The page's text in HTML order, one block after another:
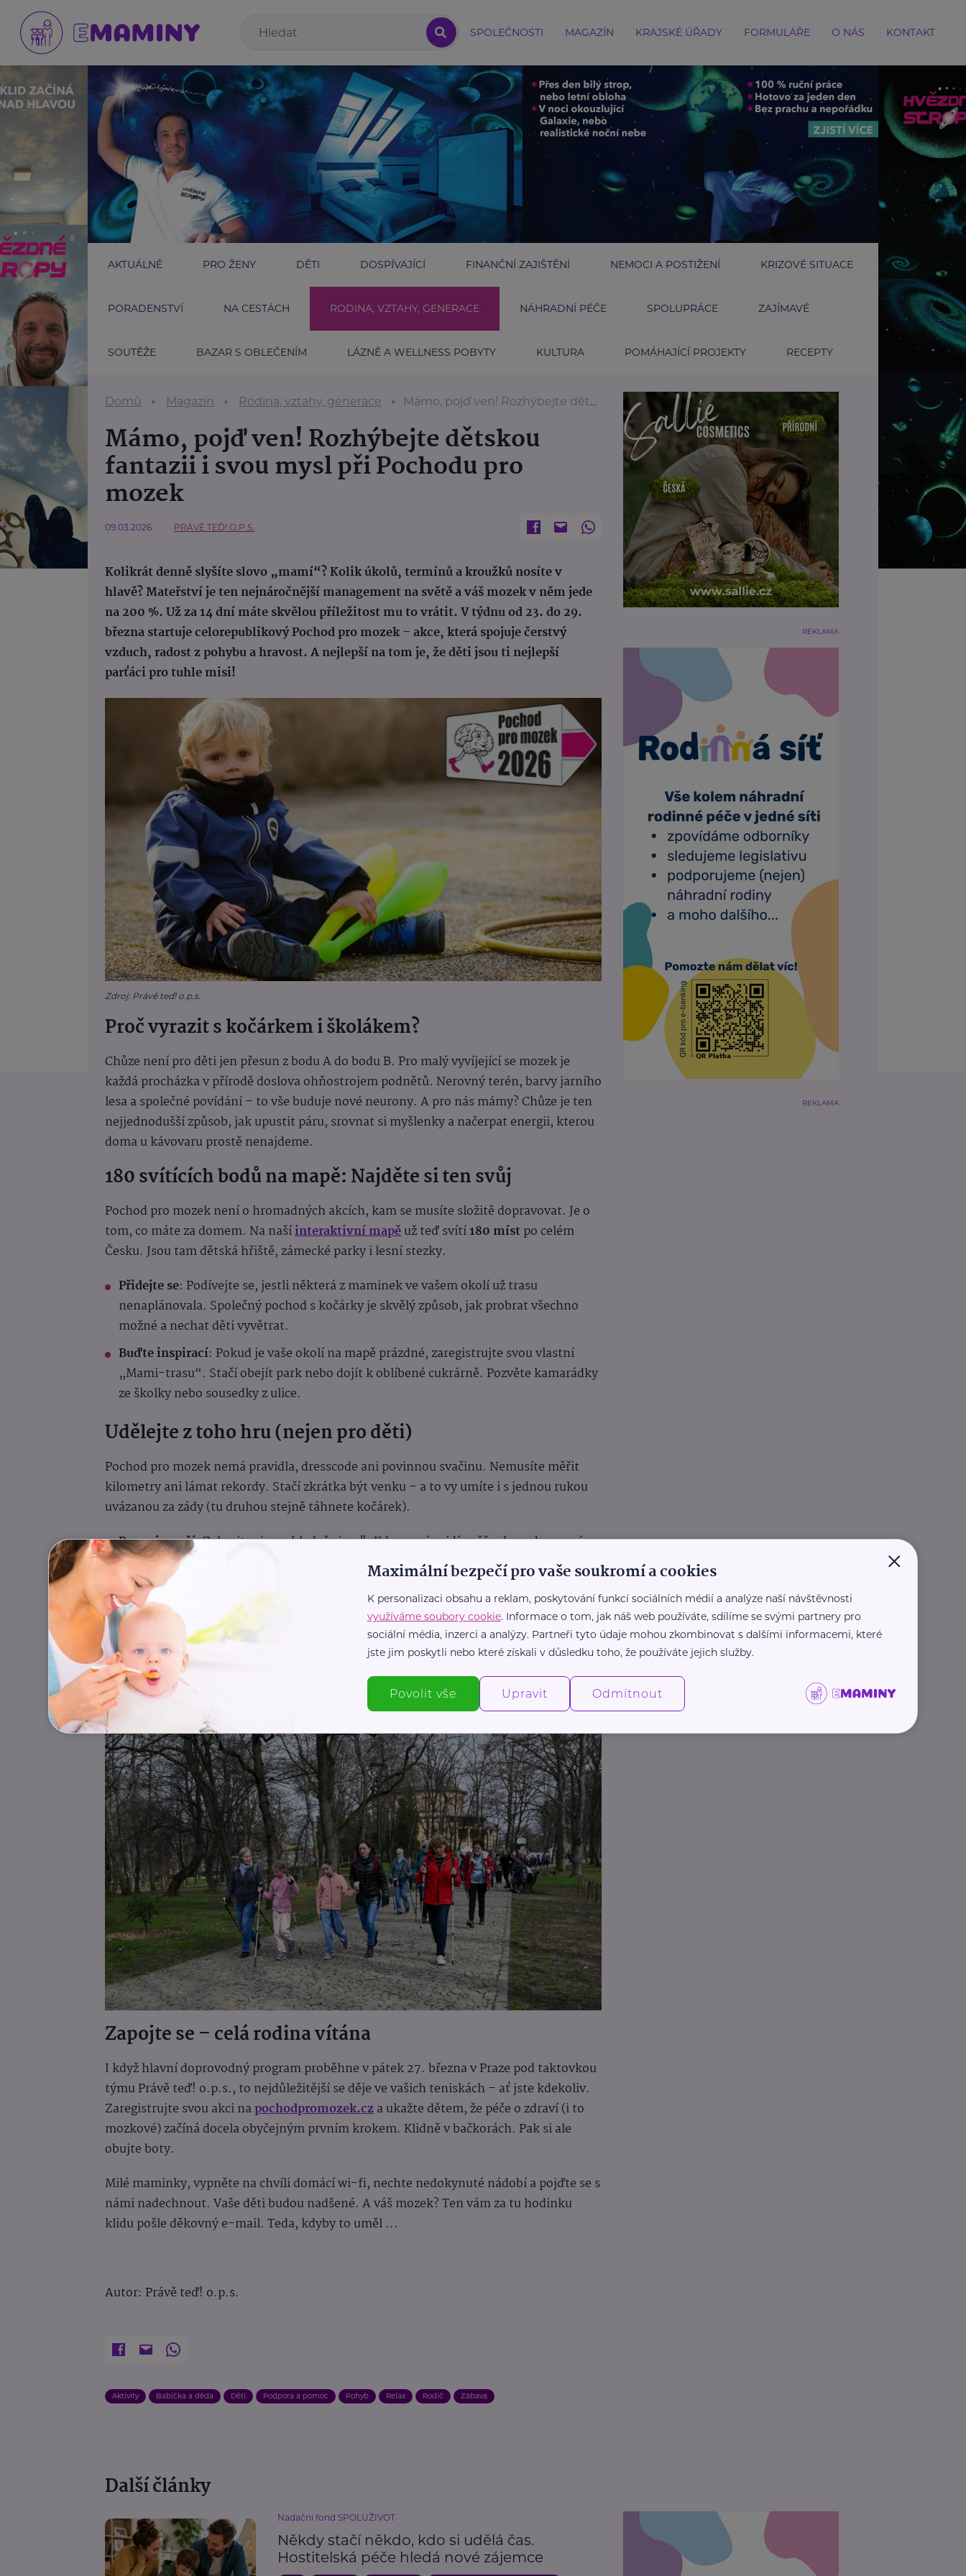
SPOLEČNOSTI MAGAZÍN KRAJSKÉ ÚŘADY FORMULÁŘE O NÁS KONTAKT
AKTUÁLNĚ PRO ŽENY DĚTI DOSPÍVAJÍCÍ FINANČNÍ ZAJIŠTĚNÍ NEMOCI A POSTIŽENÍ KRIZOVÉ SITUACE
PORADENSTVÍ NA CESTÁCH RODINA, VZTAHY, GENERACE NÁHRADNÍ PÉČE SPOLUPRÁCE ZAJÍMAVÉ
SOUTĚŽE BAZAR S OBLEČENÍM LÁZNĚ A WELLNESS POBYTY KULTURA POMÁHAJÍCÍ PROJEKTY RECEPTY
Domů Magazín Rodina, vztahy, generace Mámo, pojď ven! Rozhýbejte dětskou fantazii i svou mysl při Pochodu pro mozek
Mámo, pojď ven! Rozhýbejte dětskou
fantazii i svou mysl při Pochodu pro
mozek
09.03.2026 PRÁVĚ TEĎ! O.P.S.
Kolikrát denně slyšíte slovo „mamí“? Kolik úkolů, termínů a kroužků nosíte v
hlavě? Mateřství je ten nejnáročnější management na světě a váš mozek v něm jede
na 200 %. Už za 14 dní máte skvělou příležitost mu to vrátit. V týdnu od 23. do 29.
března startuje celorepublikový Pochod pro mozek – akce, která spojuje čerstvý
vzduch, radost z pohybu a hravost. A nejlepší na tom je, že děti jsou ti nejlepší
parťáci pro tuhle misi!
Zdroj: Právě teď! o.p.s.
Proč vyrazit s kočárkem i školákem?
Chůze není pro děti jen přesun z bodu A do bodu B. Pro malý vyvíjející se mozek je
každá procházka v přírodě doslova ohňostrojem podnětů. Nerovný terén, barvy jarního
lesa a společné povídání – to vše buduje nové neurony. A pro nás mámy? Chůze je ten
nejjednodušší způsob, jak upustit páru, srovnat si myšlenky a načerpat energii, kterou
doma u kávovaru prostě nenajdeme.
180 svítících bodů na mapě: Najděte si ten svůj
Pochod pro mozek není o hromadných akcích, kam se musíte složitě dopravovat. Je o
tom, co máte za domem. Na našíinteraktivní mapěuž teď svítí180 místpo celém
Česku. Jsou tam dětská hřiště, zámecké parky i lesní stezky.
Přidejte se: Podívejte se, jestli některá z maminek ve vašem okolí už trasu
nenaplánovala. Společný pochod s kočárky je skvělý způsob, jak probrat všechno
možné a nechat děti vyvětrat.
Buďte inspirací: Pokud je vaše okolí na mapě prázdné, zaregistrujte svou vlastní
„Mami-trasu“. Stačí obejít park nebo dojít k oblíbené cukrárně. Pozvěte kamarádky
ze školky nebo sousedky z ulice.
Udělejte z toho hru (nejen pro děti)
Pochod pro mozek nemá pravidla, dresscode ani povinnou svačinu. Nemusíte měřit
kilometry ani lámat rekordy. Stačí zkrátka být venku – a to vy umíte i s jednou rukou
uvázanou za zády (tu druhou stejně táhnete kočárek).
Pro nejmenší: Zahrajte si na „hledače jara". Kdo první uvidí sněženku nebo první
pupeny na stromě? Vítěz si vybírá pohádku na dobrou noc.
Pro školáky
: Zkuste „digitální detox na výzvu". Mobily zůstanou v kapse – a pokud
vydrží déle než vy, uznáváme, že vyhrály.
Pro vás: Soustřeďte se jen na ten pocit, kdy se s každým krokem odplavuje stres z
ranního vypravování. Žádné skupinové zprávy ve školkovém chatu. Jen vy, vzduch a
(relativní) ticho.
Zapojte se – celá rodina vítána
I když hlavní doprovodný program proběhne v pátek 27. března v Praze pod taktovkou
týmu Právě teď! o.p.s., to nejdůležitější se děje ve vašich teniskách – ať jste kdekoliv.
Zaregistrujte svou akci napochodpromozek.cza ukažte dětem, že péče o zdraví (i to
mozkové) začíná docela obyčejným prvním krokem. Klidně v bačkorách. Pak si ale
obujte boty.
Milé maminky, vypněte na chvíli domácí wi-fi, nechte nedokynuté nádobí a pojďte se s
námi nadechnout. Vaše děti budou nadšené. A váš mozek? Ten vám za tu hodinku
klidu pošle děkovný e-mail. Teda, kdyby to uměl ...
Autor: Právě teď! o.p.s.
Aktivity Babička a děda Děti Podpora a pomoc Pohyb Relax Rodič Zábava
REKLAMA
REKLAMA
Další články
Nadační fond SPOLUŽIVOT
Někdy stačí někdo, kdo si udělá čas.
Hostitelská péče hledá nové zájemce
×
Maximální bezpečí pro vaše soukromí a cookies
K personalizaci obsahu a reklam, poskytování funkcí sociálních médií a analýze naší návštěvnosti
využíváme soubory cookie. Informace o tom, jak náš web používáte, sdílíme se svými partnery pro
sociální média, inzerci a analýzy. Partneři tyto údaje mohou zkombinovat s dalšími informacemi, které
jste jim poskytli nebo které získali v důsledku toho, že používáte jejich služby.
Povolit vše Upravit Odmítnout